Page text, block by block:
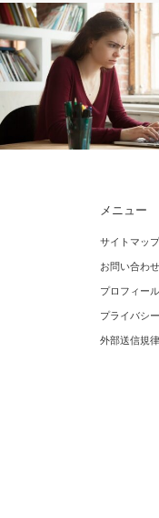
ダイレクト出版は怪しい会
る恐る無料本を購入したそ
メニュー
サイトマップ
お問い合わせ
プロフィール
プライバシ
外部送信規